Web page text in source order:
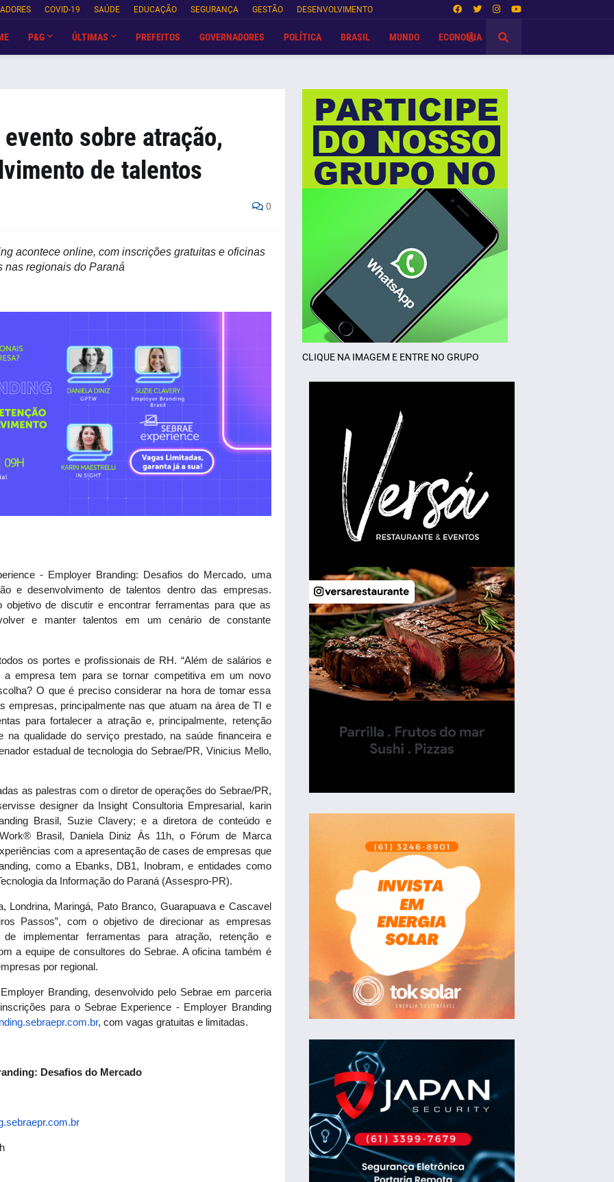
COVID-19 SAÚDE EDUCAÇÃO SEGURANÇA GESTÃO DESENVOLVIMENTO
P&G ÚLTIMAS PREFEITOS GOVERNADORES POLÍTICA BRASIL MUNDO ECONOMIA
sobre atração,
de talentos
0
acontece online, com inscrições gratuitas e oficinas
nas regionais do Paraná
- Employer Branding: Desafios do Mercado, uma
e desenvolvimento de talentos dentro das empresas.
de discutir e encontrar ferramentas para que as
e manter talentos em um cenário de constante
os portes e profissionais de RH. “Além de salários e
a empresa tem para se tornar competitiva em um novo
O que é preciso considerar na hora de tomar essa
empresas, principalmente nas que atuam na área de TI e
para fortalecer a atração e, principalmente, retenção
na qualidade do serviço prestado, na saúde financeira e
estadual de tecnologia do Sebrae/PR, Vinicius Mello,
as palestras com o diretor de operações do Sebrae/PR,
designer da Insight Consultoria Empresarial, karin
Brasil, Suzie Clavery; e a diretora de conteúdo e
Brasil, Daniela Diniz Às 11h, o Fórum de Marca
com a apresentação de cases de empresas que
como a Ebanks, DB1, Inobram, e entidades como
da Informação do Paraná (Assespro-PR).
Londrina, Maringá, Pato Branco, Guarapuava e Cascavel
Passos”, com o objetivo de direcionar as empresas
implementar ferramentas para atração, retenção e
a equipe de consultores do Sebrae. A oficina também é
por regional.
Branding, desenvolvido pelo Sebrae em parceria
para o Sebrae Experience - Employer Branding
br, com vagas gratuitas e limitadas.
Desafios do Mercado
br
CLIQUE NA IMAGEM E ENTRE NO GRUPO